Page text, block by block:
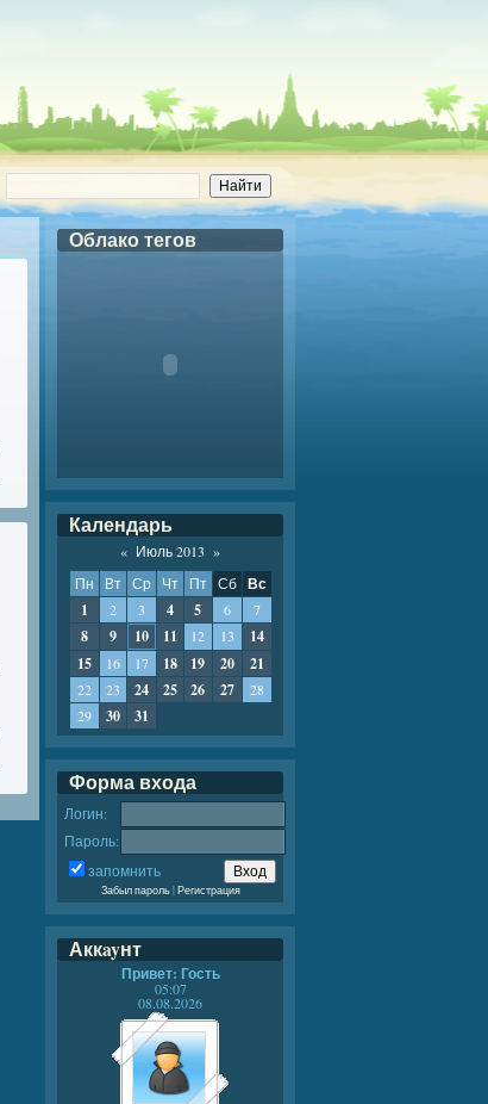
Облако тегов
Календарь
« Июль 2013 »
Пн
Вт Ср Чт Пт Сб Вс
1
2 3 4 5 6 7
8 9 10 11 12 13
14
15
16 17 18 19 20 21
22 23 24 25 26 27
28
29
30 31
Форма входа
Логин:
Пароль:
запомнить
Забыл пароль|Регистрация
Аккayнт
Привет: Гость
05:07
08.08.2026